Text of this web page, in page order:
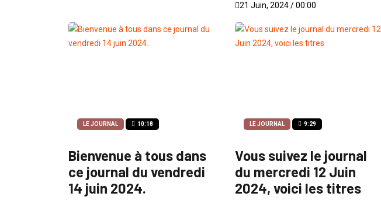
21 Juin, 2024 / 00:00
LE JOURNAL 10:18
Bienvenue à tous dans
ce journal du vendredi
14 juin 2024.
LE JOURNAL 9:29
Vous suivez le journal
du mercredi 12 Juin
2024, voici les titres